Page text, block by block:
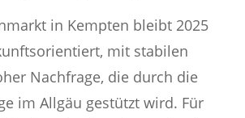
in Kempten bleibt 2025
mit stabilen
Nachfrage, die durch die
im Allgäu gestützt wird. Für